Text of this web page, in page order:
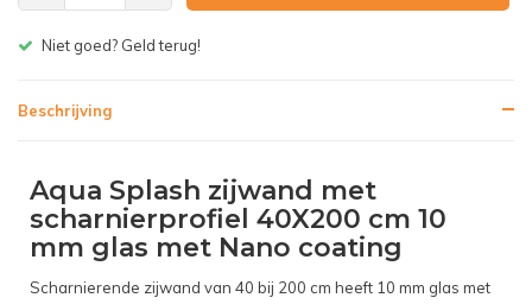
Gratis bezorgen v.a. € 150,- (NL)
Beschrijving
Aqua Splash zijwand met
scharnierprofiel 40X200 cm 10
mm glas met Nano coating
Scharnierende zijwand van 40 bij 200 cm heeft 10 mm glas met